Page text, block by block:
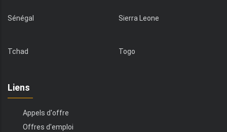
Sénégal Sierra Leone
Tchad Togo
Liens
Appels d'offre
Offres d'emploi